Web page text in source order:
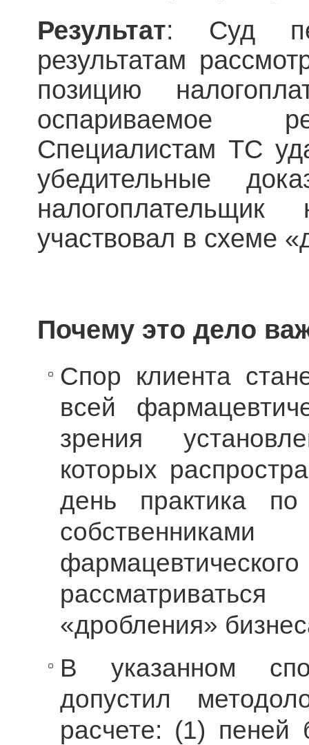
Результат: Суд
результатам
позицию
оспариваемое
Специалистам TC
убедительные
участвовал в схеме
Почему это дело
Спор клиента
всей
зрения
которых
день практика
«дробления»
В указанном
допустил
расчете: (1) пеней